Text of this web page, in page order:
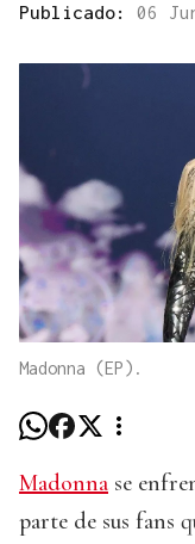
Publicado: 06
Madonna (EP).
Madonna se
parte de sus fans